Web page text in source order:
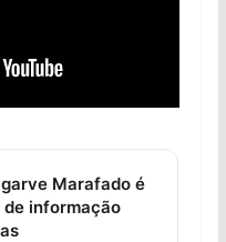
Marafado é
de informação